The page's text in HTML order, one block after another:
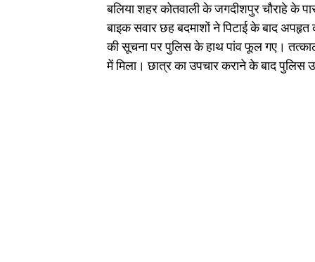
बलिया शहर कोतवाली के जगदीशपुर चौराहे के
बाइक सवार छह बदमाशों ने पिटाई के बाद
की सूचना पर पुलिस के हाथ पांव फूल गए।
में मिला। छात्र का उपचार कराने के बाद